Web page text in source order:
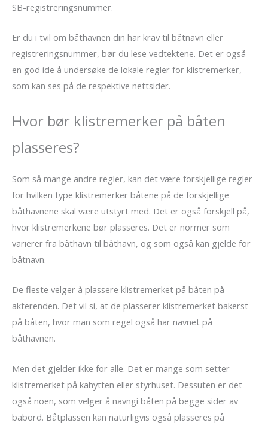
SB-registreringsnummer.
Er du i tvil om båthavnen din har krav til båtnavn eller
registreringsnummer, bør du lese vedtektene. Det er også
en god ide å undersøke de lokale regler for klistremerker,
som kan ses på de respektive nettsider.
Hvor bør klistremerker på båten
plasseres?
Som så mange andre regler, kan det være forskjellige regler
for hvilken type klistremerker båtene på de forskjellige
båthavnene skal være utstyrt med. Det er også forskjell på,
hvor klistremerkene bør plasseres. Det er normer som
varierer fra båthavn til båthavn, og som også kan gjelde for
båtnavn.
De fleste velger å plassere klistremerket på båten på
akterenden. Det vil si, at de plasserer klistremerket bakerst
på båten, hvor man som regel også har navnet på
båthavnen.
Men det gjelder ikke for alle. Det er mange som setter
klistremerket på kahytten eller styrhuset. Dessuten er det
også noen, som velger å navngi båten på begge sider av
babord. Båtplassen kan naturligvis også plasseres på